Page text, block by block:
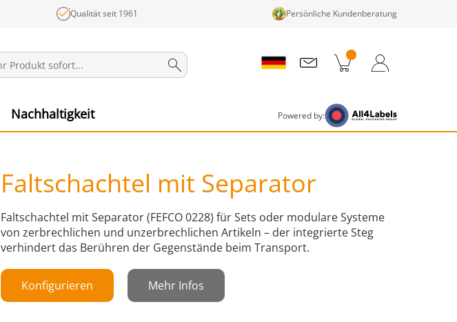
Qualität seit 1961 Persönliche Kundenberatung
Nachhaltigkeit Powered by:
Faltschachtel mit Separator
Faltschachtel mit Separator (FEFCO 0228) für Sets oder modulare Systeme
von zerbrechlichen und unzerbrechlichen Artikeln – der integrierte Steg
verhindert das Berühren der Gegenstände beim Transport.
Konfigurieren Mehr Infos